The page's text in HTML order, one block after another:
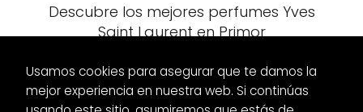
Descubre los mejores perfumes Yves
Saint Laurent en Primor
Usamos cookies para asegurar que te damos la
mejor experiencia en nuestra web. Si continúas